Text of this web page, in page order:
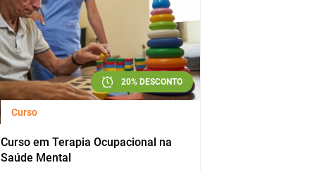
20% DESCONTO
Curso
Curso em Terapia Ocupacional na
Saúde Mental